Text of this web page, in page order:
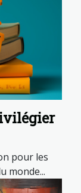
pour les
monde...